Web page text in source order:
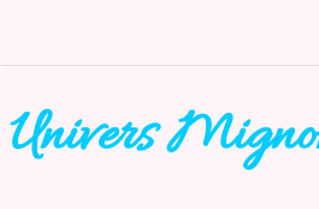
0
Univers